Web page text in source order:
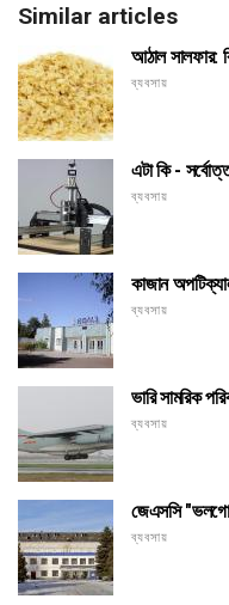
Similar articles
আঠাল সালফার:
ব্যবসায়
এটা কি -
ব্যবসায়
কাজান
ব্যবসায়
ভারি সামরিক
ব্যবসায়
জেএসসি
ব্যবসায়